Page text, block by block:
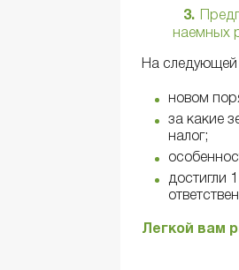
наемных
На следующей
новом
за какие
налог;
достигли
Легкой вам